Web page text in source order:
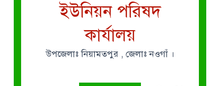
ইউনিয়ন পরিষদ
কার্যালয়
উপজেলাঃ নিয়ামতপুর , জেলাঃ নওগাঁ ।